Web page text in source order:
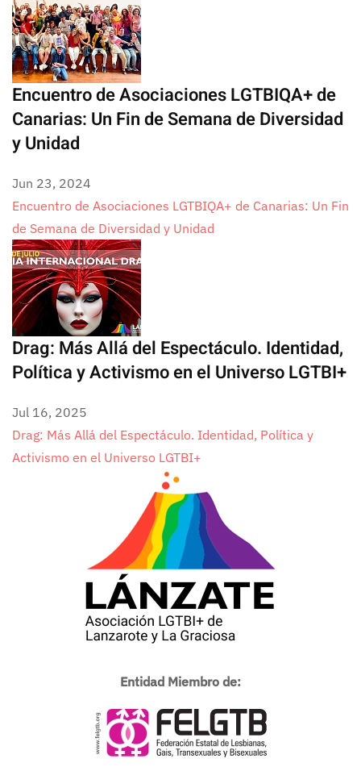
Encuentro de Asociaciones LGTBIQA+ de
Canarias: Un Fin de Semana de Diversidad
y Unidad
Jun 23, 2024
Encuentro de Asociaciones LGTBIQA+ de Canarias: Un Fin
de Semana de Diversidad y Unidad
Drag: Más Allá del Espectáculo. Identidad,
Política y Activismo en el Universo LGTBI+
Jul 16, 2025
Drag: Más Allá del Espectáculo. Identidad, Política y
Activismo en el Universo LGTBI+
Entidad Miembro de: